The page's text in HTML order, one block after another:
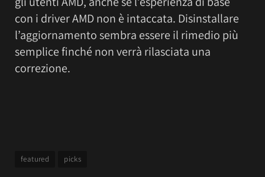
con i driver AMD non è intaccata. Disinstallare
l’aggiornamento sembra essere il rimedio più
semplice finché non verrà rilasciata una
correzione.
featured picks